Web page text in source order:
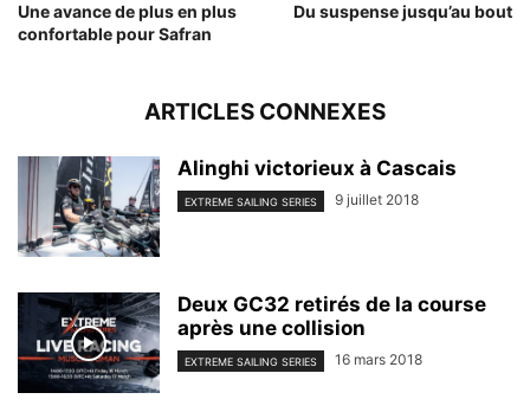
Une avance de plus en plus
confortable pour Safran
Du suspense jusqu’au bout
ARTICLES CONNEXES
Alinghi victorieux à Cascais
EXTREME SAILING SERIES 9 juillet 2018
Deux GC32 retirés de la course
après une collision
EXTREME SAILING SERIES 16 mars 2018